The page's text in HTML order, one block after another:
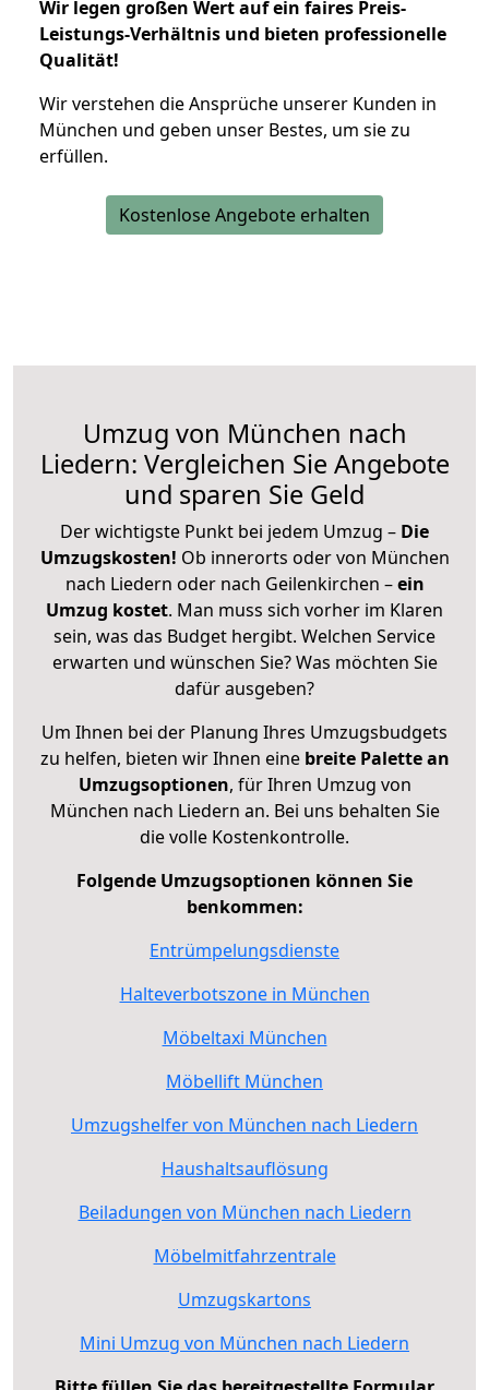
Wir legen großen Wert auf ein faires Preis-
Leistungs-Verhältnis und bieten professionelle
Qualität!
Wir verstehen die Ansprüche unserer Kunden in
München und geben unser Bestes, um sie zu
erfüllen.
Kostenlose Angebote erhalten
Umzug von München nach
Liedern: Vergleichen Sie Angebote
und sparen Sie Geld
Der wichtigste Punkt bei jedem Umzug – Die
Umzugskosten! Ob innerorts oder von München
nach Liedern oder nach Geilenkirchen –ein
Umzug kostet. Man muss sich vorher im Klaren
sein, was das Budget hergibt. Welchen Service
erwarten und wünschen Sie? Was möchten Sie
dafür ausgeben?
Um Ihnen bei der Planung Ihres Umzugsbudgets
zu helfen, bieten wir Ihnen eine breite Palette an
Umzugsoptionen, für Ihren Umzug von
München nach Liedern an. Bei uns behalten Sie
die volle Kostenkontrolle.
Folgende Umzugsoptionen können Sie
benkommen:
Entrümpelungsdienste
Halteverbotszone in München
Möbeltaxi München
Möbellift München
Umzugshelfer von München nach Liedern
Haushaltsauflösung
Beiladungen von München nach Liedern
Möbelmitfahrzentrale
Umzugskartons
Mini Umzug von München nach Liedern